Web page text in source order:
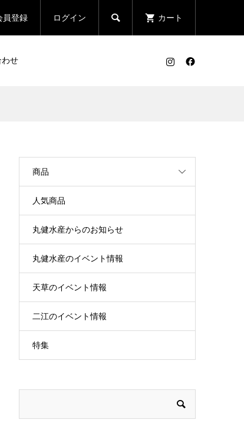
員登録 ログイン  カート
わせ
商品
人気商品
丸健水産からのお知らせ
丸健水産のイベント情報
天草のイベント情報
二江のイベント情報
特集